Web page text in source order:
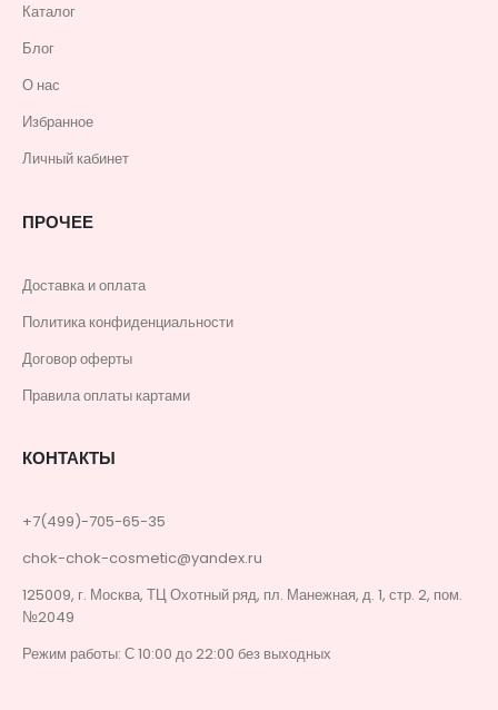
Каталог
Блог
О нас
Избранное
Личный кабинет
ПРОЧЕЕ
Доставка и оплата
Политика конфиденциальности
Договор оферты
Правила оплаты картами
КОНТАКТЫ
+7(499)-705-65-35
chok-chok-cosmetic@yandex.ru
125009, г. Москва, ТЦ Охотный ряд, пл. Манежная, д. 1, стр. 2, пом.
№2049
Режим работы: С 10:00 до 22:00 без выходных